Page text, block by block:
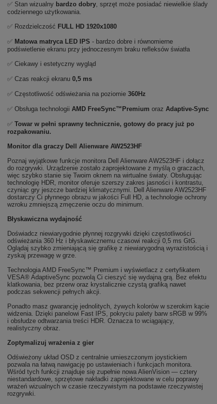
✅ Stan wizualny bardzo dobry, sprzęt może posiadać niewielkie ślady
codziennego użytkowania.
✅ Rozdzielczość FULL HD 1920x1080
✅ Matowa matryca LED IPS - bardzo dobre i równomierne
podświetlenie ekranu przy jednoczesnym braku refleksów światła
✅ Ciekawy i estetyczny wygląd
✅ Czas reakcji ekranu 0,5 ms
✅ Częstotliwość odświeżania na poziomie 360Hz
✅ Obsługa technologii AMD FreeSync™Premium oraz Adaptive-Sync
✅ Towar w pełni sprawny technicznie, gotowy do pracy już po
rozpakowaniu.
Monitor dla graczy Dell Alienware AW2523HF
Poznaj wyjątkowe funkcje monitora Dell Alienware AW2523HF i dołącz
do rozgrywki. Urządzenie zostało zaprojektowane z myślą o graczach,
więc szybko stanie się Twoim oknem na wirtualne światy. Obsługując
technologię HDR, monitor oferuje szerszy zakres jasności i kontrastu,
czyniąc gry jeszcze bardziej klimatycznymi. Dell Alienware AW2523HF
dostarczy Ci płynnego obrazu w jakości Full HD, a technologie ochrony
wzroku zmniejszą zmęczenie oczu do minimum.
Błyskawiczna wydajność
Doświadcz niewiarygodnie płynnej rozgrywki dzięki częstotliwości
odświeżania 360 Hz i błyskawicznemu czasowi reakcji 0,5 ms GtG.
Oglądaj szybko zmieniającą się grafikę z niewiarygodną wyrazistością i
zyskaj przewagę w grze.
Technologia AMD FreeSync™ Premium i wyświetlacz z certyfikatem
VESA® AdaptiveSync pozwolą Ci cieszyć się wydajną grą. Bez efektu
klatkowania, bez przerw oraz krystalicznie czystą grafiką nawet
podczas sekwencji pełnych akcji.
Ponadto masz gwarancję jednolitych, żywych kolorów w szerokim kącie
widzenia. Dzięki panelowi Fast IPS, pokryciu palety barw sRGB w 99%
i obsłudze odtwarzania treści HDR. Oznacza to wciągający,
realistyczny obraz.
Zoptymalizuj wrażenia z gier
Odświeżony układ OSD z centralnie umieszczonym joystickiem
pozwala na łatwą nawigację po ustawieniach i funkcjach monitora.
Wśród tych funkcji znajduje się zupełnie nowa AlienVision — cztery
niestandardowe, sprzętowe nakładki zaprojektowane w celu poprawy
wrażeń wizualnych w czasie rzeczywistym na podstawie rzeczywistej
rozgrywki.